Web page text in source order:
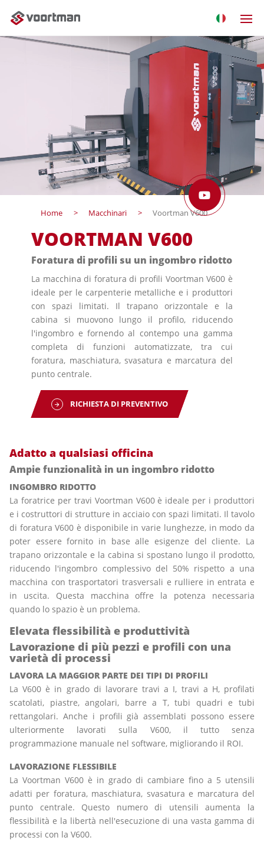
Home Macchinari Voortman V600
VOORTMAN V600
Foratura di profili su un ingombro ridotto
La macchina di foratura di profili Voortman V600 è
ideale per le carpenterie metalliche e i produttori
con spazi limitati. Il trapano orizzontale e la
cabina si muovono lungo il profilo, riducendo
l'ingombro e fornendo al contempo una gamma
completa di funzioni automatizzate, tra cui
foratura, maschiatura, svasatura e marcatura del
punto centrale.
RICHIESTA DI PREVENTIVO
Adatto a qualsiasi officina
Ampie funzionalità in un ingombro ridotto
INGOMBRO RIDOTTO
La foratrice per travi Voortman V600 è ideale per i produttori
e i costruttori di strutture in acciaio con spazi limitati. Il tavolo
di foratura V600 è disponibile in varie lunghezze, in modo da
poter essere fornito in base alle esigenze del cliente. La
trapano orizzontale e la cabina si spostano lungo il prodotto,
riducendo l'ingombro complessivo del 50% rispetto a una
macchina con trasportatori trasversali e rulliere in entrata e
in uscita. Questa macchina offre la potenza necessaria
quando lo spazio è un problema.
Elevata flessibilità e produttività
Lavorazione di più pezzi e profili con una
varietà di processi
LAVORA LA MAGGIOR PARTE DEI TIPI DI PROFILI
La V600 è in grado di lavorare travi a I, travi a H, profilati
scatolati, piastre, angolari, barre a T, tubi quadri e tubi
rettangolari. Anche i profili già assemblati possono essere
ulteriormente lavorati sulla V600, il tutto senza
programmazione manuale nel software, migliorando il ROI.
LAVORAZIONE FLESSIBILE
La Voortman V600 è in grado di cambiare fino a 5 utensili
adatti per foratura, maschiatura, svasatura e marcatura del
punto centrale. Questo numero di utensili aumenta la
flessibilità e la libertà nell'esecuzione di una vasta gamma di
processi con la V600.